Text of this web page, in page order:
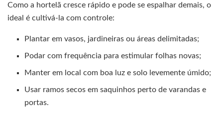
Como a hortelã cresce rápido e pode se espalhar demais, o
ideal é cultivá-la com controle:
Plantar em vasos, jardineiras ou áreas delimitadas;
Podar com frequência para estimular folhas novas;
Manter em local com boa luz e solo levemente úmido;
Usar ramos secos em saquinhos perto de varandas e
portas.